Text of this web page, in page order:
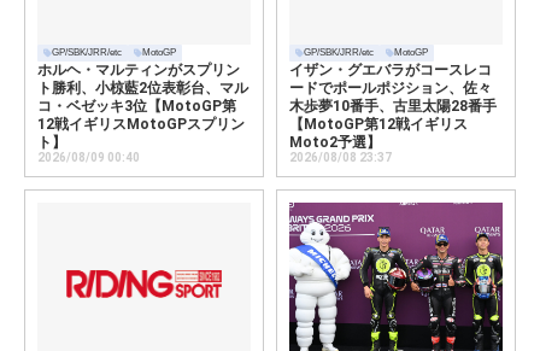
GP/SBK/JRR/etc MotoGP
ホルヘ・マルティンがスプリン
ト勝利、小椋藍2位表彰台、マル
コ・ベゼッキ3位【MotoGP第
12戦イギリスMotoGPスプリン
ト】
2026/08/09 00:40
GP/SBK/JRR/etc MotoGP
イザン・グエバラがコースレコ
ードでポールポジション、佐々
木歩夢10番手、古里太陽28番手
【MotoGP第12戦イギリス
Moto2予選】
2026/08/08 23:37